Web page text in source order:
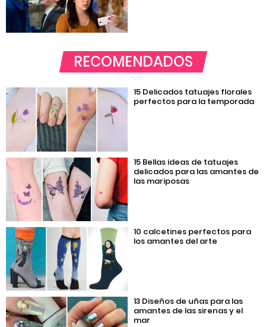
RECOMENDADOS
15 Delicados tatuajes florales
perfectos para la temporada
15 Bellas ideas de tatuajes
delicados para las amantes de
las mariposas
10 calcetines perfectos para
los amantes del arte
13 Diseños de uñas para las
amantes de las sirenas y el
mar